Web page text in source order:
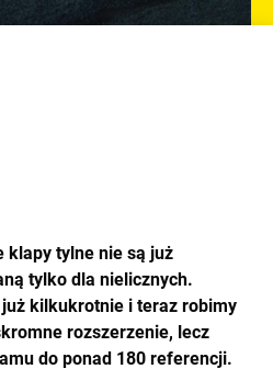
klapy tylne nie są już
tylko dla nielicznych.
kilkukrotnie i teraz robimy
rozszerzenie, lecz
do ponad 180 referencji.